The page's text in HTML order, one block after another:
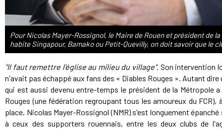
Pour Nicolas Mayer-Rossignol, le Maire de Rouen et président de
habite Singapour, Bamako ou Petit-Quevilly, on doit savoir que le
"Il faut remettre l'église au milieu du village". Son intervention
n'avait pas échappé aux fans des « Diables Rouges ». Autant
qui est aussi devenu entre-temps le président de la Métropole
Rouges (une fédération regroupant tous les amoureux du
place, Nicolas Mayer-Rossignol (NMR) s'est longuement
à ceux des supporters rouennais, entre les deux clubs de